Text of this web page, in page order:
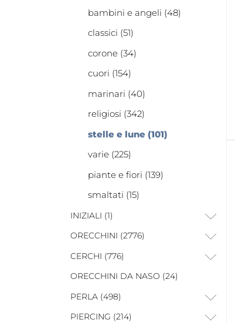
bambini e angeli (48)
classici (51)
corone (34)
cuori (154)
marinari (40)
religiosi (342)
stelle e lune (101)
varie (225)
piante e fiori (139)
smaltati (15)
INIZIALI (1)
ORECCHINI (2776)
CERCHI (776)
ORECCHINI DA NASO (24)
PERLA (498)
PIERCING (214)